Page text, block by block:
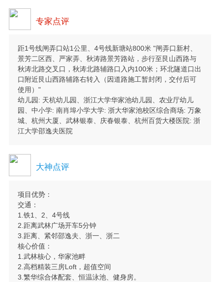
专家点评
距1号线闸弄口站1公里、4号线新塘站800米 "闸弄口新村、
景芳二区西、严家弄、秋涛路景芳路站，步行至艮山西路与
秋涛北路交叉口，秋涛北路辅路口入内100米；环北隧道口出
口附近艮山西路辅路右转入（因道路施工暂封闭，交付后可
使用）"
幼儿园: 天杭幼儿园、浙江大学华家池幼儿园、农业厅幼儿
园、中小学: 南肖埠小学大学: 浙大华家池校区综合商场: 万象
城、杭州大厦、武林银泰、庆春银泰、杭州百货大楼医院: 浙
江大学邵逸夫医院
大神点评
项目优势：
交通：
1.铁1、2、4号线
2.距离武林广场开车5分钟
3.距离、紧邻邵逸夫、浙一、浙二
核心价值：
1.武林核心，华家池畔
2.高档精装三房Loft，超值空间
3.繁华综合体配套、恒温泳池、健身房。